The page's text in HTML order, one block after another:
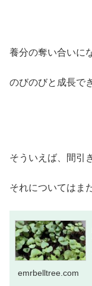
養分の奪い合いに
のびのびと成長で
そういえば、間引
それについてはま
emrbelltree.com